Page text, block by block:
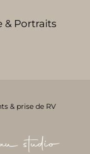
& Portraits
& prise de RV
studio